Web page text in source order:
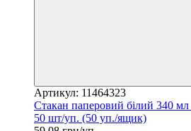
Артикул: 11464323
Стакан паперовий білий 340
50 шт/уп. (50 уп./ящик)